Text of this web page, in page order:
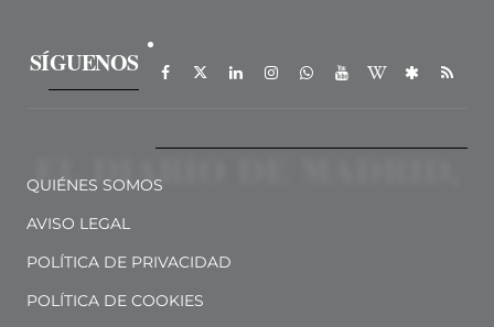
SÍGUENOS
QUIÉNES SOMOS
AVISO LEGAL
POLÍTICA DE PRIVACIDAD
POLÍTICA DE COOKIES